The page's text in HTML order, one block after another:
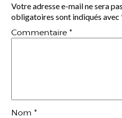
Votre adresse e-mail ne sera
obligatoires sont indiqués avec
Commentaire*
Nom*